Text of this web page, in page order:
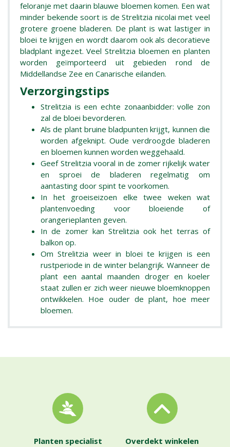
feloranje met daarin blauwe bloemen komen. Een wat
minder bekende soort is de Strelitzia nicolai met veel
grotere groene bladeren. De plant is wat lastiger in
bloei te krijgen en wordt daarom ook als decoratieve
bladplant ingezet. Veel Strelitzia bloemen en planten
worden geïmporteerd uit gebieden rond de
Middellandse Zee en Canarische eilanden.
Verzorgingstips
Strelitzia is een echte zonaanbidder: volle zon
zal de bloei bevorderen.
Als de plant bruine bladpunten krijgt, kunnen die
worden afgeknipt. Oude verdroogde bladeren
en bloemen kunnen worden weggehaald.
Geef Strelitzia vooral in de zomer rijkelijk water
en sproei de bladeren regelmatig om
aantasting door spint te voorkomen.
In het groeiseizoen elke twee weken wat
plantenvoeding voor bloeiende of
orangerieplanten geven.
In de zomer kan Strelitzia ook het terras of
balkon op.
Om Strelitzia weer in bloei te krijgen is een
rustperiode in de winter belangrijk. Wanneer de
plant een aantal maanden droger en koeler
staat zullen er zich weer nieuwe bloemknoppen
ontwikkelen. Hoe ouder de plant, hoe meer
bloemen.
Planten specialist Overdekt winkelen